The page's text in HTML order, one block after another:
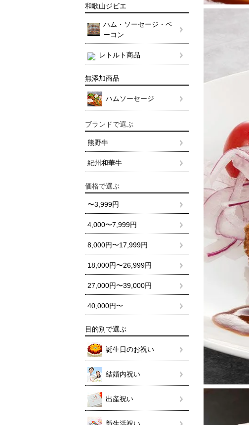
和歌山ジビエ
ハム・ソーセージ・ベ
ーコン
レトルト商品
無添加商品
ハムソーセージ
ブランドで選ぶ
熊野牛
紀州和華牛
価格で選ぶ
〜3,999円
4,000〜7,999円
8,000円〜17,999円
18,000円〜26,999円
27,000円〜39,000円
40,000円〜
目的別で選ぶ
誕生日のお祝い
結婚内祝い
出産祝い